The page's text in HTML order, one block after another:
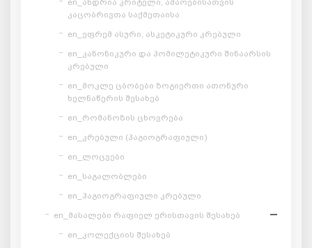
en_ანდრია კრიტელი, ამაოებისათვის
კაცობრივთა საქმეთაისა
en_ეფრემ ასური, ასკეტიკური კრებული
en_კანონიკური და ჰომილეტიკური შინაარსის
კრებული
en_მოკლე ცბობები ზოგიერთი ათონური
ხელნაწერის შესახებ
en_რომანოზის ცხოვრება
en_კრებული (ჰაგიოგრაფიული)
en_ლოცვები
en_საგალობლები
en_ჰაგიოგრაფიული კრებული
en_მასალები რაფიელ ერისთავის შესახებ
en_კოლექციის შესახებ